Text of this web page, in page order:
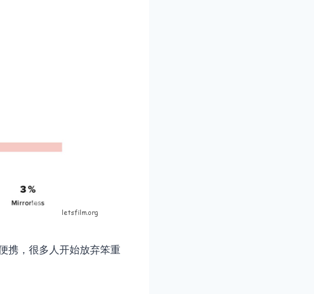
携，很多人开始放弃笨重